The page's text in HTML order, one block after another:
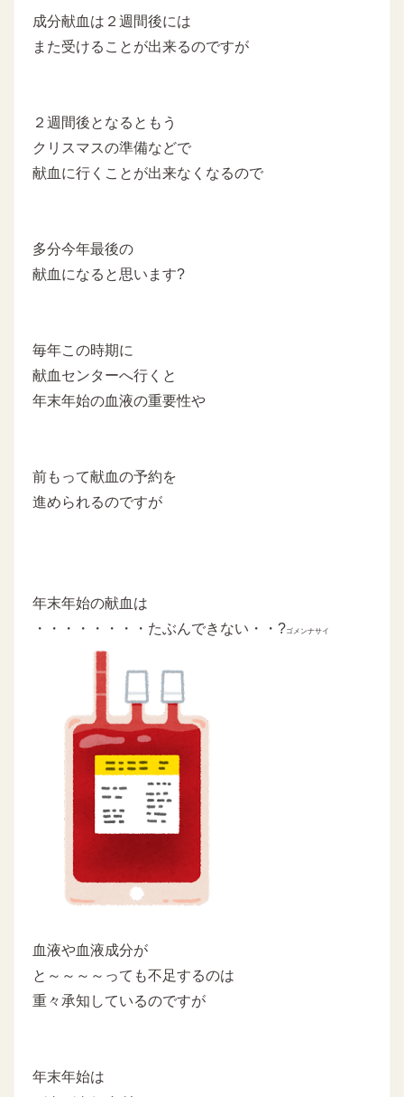
成分献血は２週間後には
また受けることが出来るのですが
２週間後となるともう
クリスマスの準備などで
献血に行くことが出来なくなるので
多分今年最後の
献血になると思います?
毎年この時期に
献血センターへ行くと
年末年始の血液の重要性や
前もって献血の予約を
進められるのですが
年末年始の献血は
・・・・・・・・たぶんできない・・?ゴメンナサイ
血液や血液成分が
と～～～～っても不足するのは
重々承知しているのですが
年末年始は